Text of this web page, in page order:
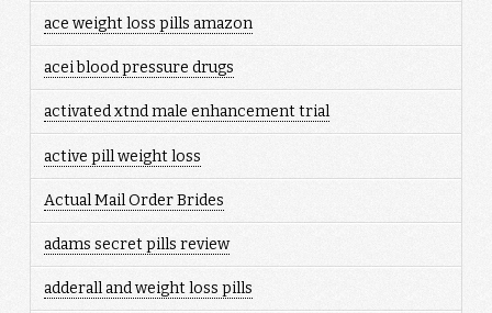
ace weight loss pills amazon
acei blood pressure drugs
activated xtnd male enhancement trial
active pill weight loss
Actual Mail Order Brides
adams secret pills review
adderall and weight loss pills